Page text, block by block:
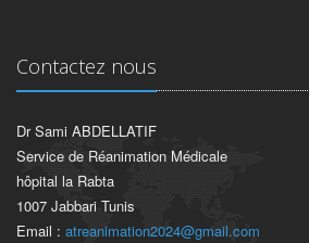
Contactez nous
Dr Sami ABDELLATIF
Service de Réanimation Médicale
hôpital la Rabta
1007 Jabbari Tunis
Email : atreanimation2024@gmail.com